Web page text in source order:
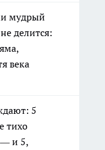
мудрый
делится:
века
5
тихо
— и 5,